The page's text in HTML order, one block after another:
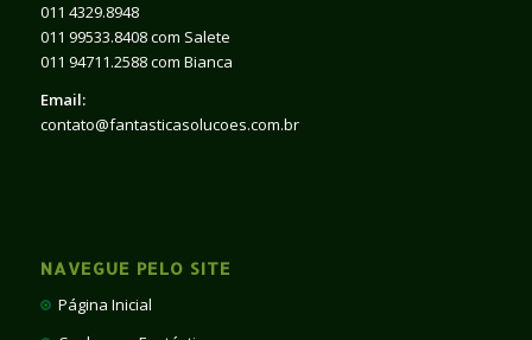
011 4329.8948
011 99533.8408 com Salete
011 94711.2588 com Bianca
Email:
contato@fantasticasolucoes.com.br
NAVEGUE PELO SITE
Página Inicial